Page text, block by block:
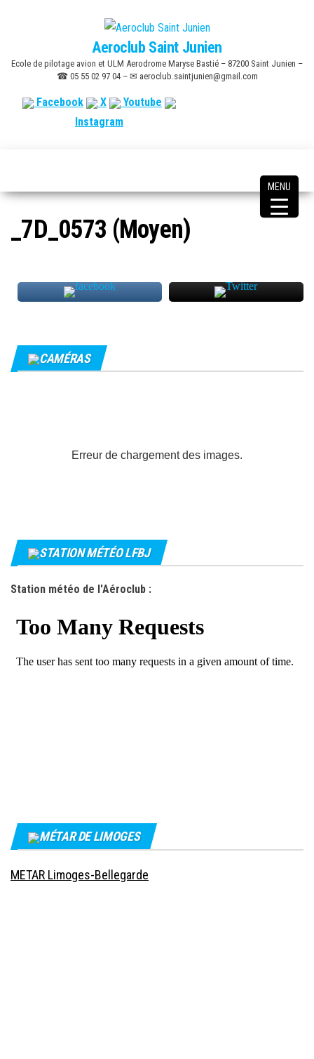
content
Aeroclub Saint Junien
Ecole de pilotage avion et ULM Aerodrome Maryse Bastié – 87200 Saint Junien –
☎ 05 55 02 97 04 – ✉ aeroclub.saintjunien@gmail.com
Facebook X
Youtube
Instagram
_7D_0573 (Moyen)
CAMÉRAS
Erreur de chargement des images.
STATION MÉTÉO LFBJ
Station météo de l'Aéroclub :
MÉTAR DE LIMOGES
METAR Limoges-Bellegarde
MENU